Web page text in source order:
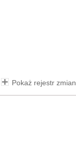
Pokaż rejestr zmian